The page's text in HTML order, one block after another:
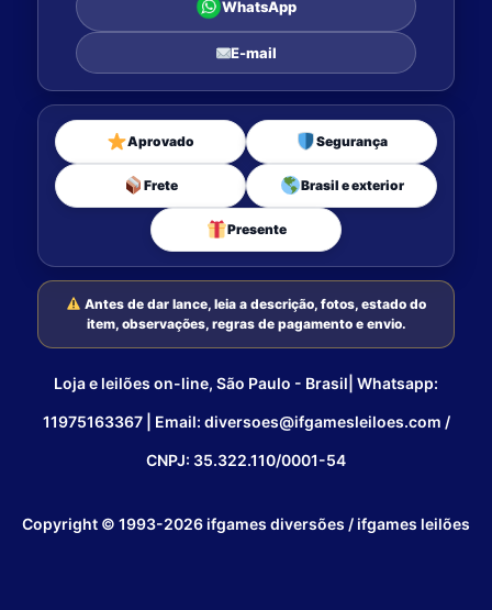
WhatsApp
E-mail
Aprovado Segurança
Frete Brasil e exterior
Presente
Antes de dar lance, leia a descrição, fotos, estado do
item, observações, regras de pagamento e envio.
Loja e leilões on-line, São Paulo - Brasil| Whatsapp:
11975163367 | Email: diversoes@ifgamesleiloes.com /
CNPJ: 35.322.110/0001-54
Copyright © 1993-2026 ifgames diversões / ifgames leilões